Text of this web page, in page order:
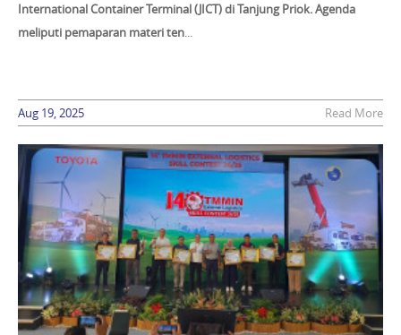
International Container Terminal (JICT) di Tanjung Priok. Agenda
meliputi pemaparan materi ten...
Aug 19, 2025 Read More